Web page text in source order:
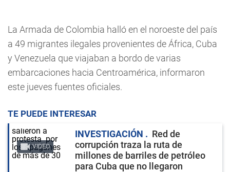
La Armada de Colombia halló en el noroeste del país
a 49 migrantes ilegales provenientes de África, Cuba
y Venezuela que viajaban a bordo de varias
embarcaciones hacia Centroamérica, informaron
este jueves fuentes oficiales.
TE PUEDE INTERESAR
VIDEO
INVESTIGACIÓN
Red de
corrupción traza la ruta de
millones de barriles de petróleo
para Cuba que no llegaron